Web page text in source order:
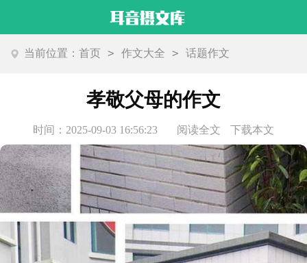
当前位置：首页 > 作文大全 > 话题作文
孝敬父母的作文
时间：2025-09-03 16:56:23 阅读全文 下载本文